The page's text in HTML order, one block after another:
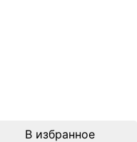
В избранное